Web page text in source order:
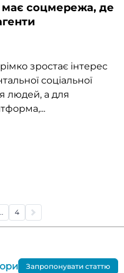
соцмережа, де
зростає інтерес
соціальної
людей, а для
4
Запропонувати статтю